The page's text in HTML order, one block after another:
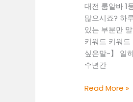
흥
덕
구
밤
알
바
경
대전 룸알바 1
많으시죠? 하
있는 부분만
키워드 키워
싶은말~】
수년간
대
Read More »